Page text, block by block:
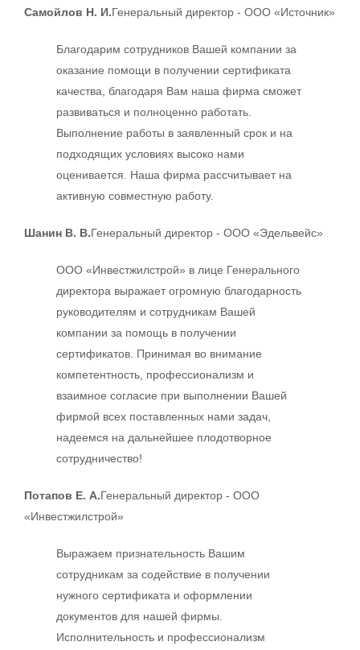
Самойлов Н. И.Генеральный директор - ООО «Источник»
Благодарим сотрудников Вашей компании за
оказание помощи в получении сертификата
качества, благодаря Вам наша фирма сможет
развиваться и полноценно работать.
Выполнение работы в заявленный срок и на
подходящих условиях высоко нами
оценивается. Наша фирма рассчитывает на
активную совместную работу.
Шанин В. В.Генеральный директор - ООО «Эдельвейс»
ООО «Инвестжилстрой» в лице Генерального
директора выражает огромную благодарность
руководителям и сотрудникам Вашей
компании за помощь в получении
сертификатов. Принимая во внимание
компетентность, профессионализм и
взаимное согласие при выполнении Вашей
фирмой всех поставленных нами задач,
надеемся на дальнейшее плодотворное
сотрудничество!
Потапов Е. А.Генеральный директор - ООО
«Инвестжилстрой»
Выражаем признательность Вашим
сотрудникам за содействие в получении
нужного сертификата и оформлении
документов для нашей фирмы.
Исполнительность и профессионализм